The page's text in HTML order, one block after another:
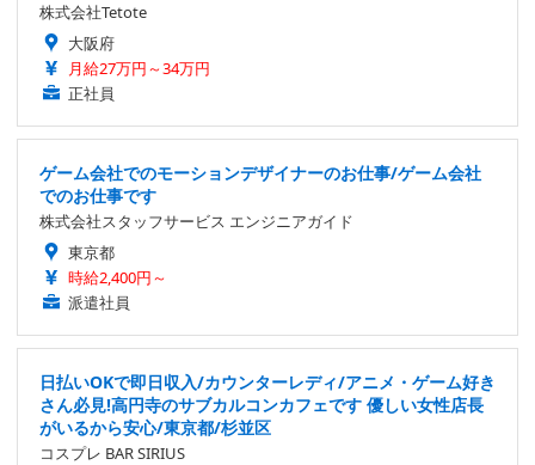
株式会社Tetote
大阪府
月給27万円～34万円
正社員
ゲーム会社でのモーションデザイナーのお仕事/ゲーム会社
でのお仕事です
株式会社スタッフサービス エンジニアガイド
東京都
時給2,400円～
派遣社員
日払いOKで即日収入/カウンターレディ/アニメ・ゲーム好き
さん必見!高円寺のサブカルコンカフェです 優しい女性店長
がいるから安心/東京都/杉並区
コスプレ BAR SIRIUS